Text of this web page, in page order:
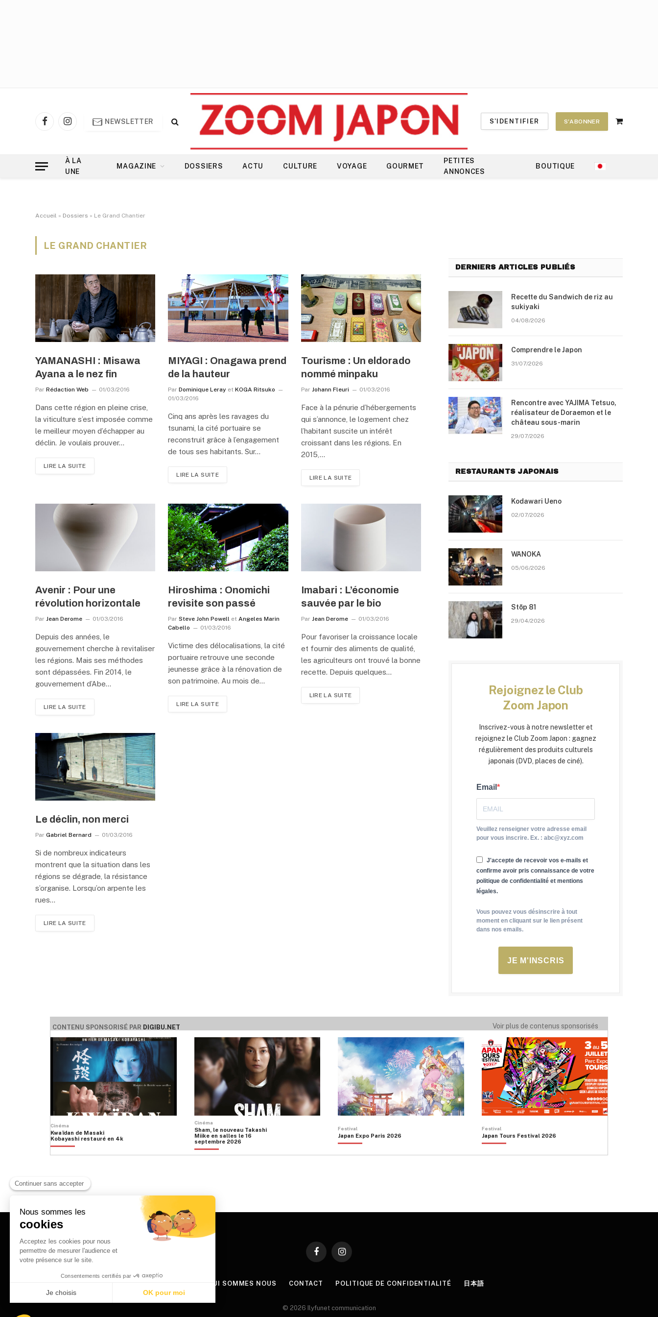
FacebookInstagram
NEWSLETTER S'IDENTIFIER S'ABONNER
Shopping
À LA
UNE
MAGAZINE DOSSIERS ACTU CULTURE VOYAGE GOURMET
PETITES
ANNONCES
BOUTIQUE
Accueil » Dossiers » Le Grand Chantier
LE GRAND CHANTIER
YAMANASHI : Misawa
Ayana a le nez fin
Par Rédaction Web 01/03/2016
Dans cette région en pleine crise,
la viticulture s’est imposée comme
le meilleur moyen d’échapper au
déclin. Je voulais prouver…
LIRE LA SUITE
MIYAGI : Onagawa prend
de la hauteur
Par Dominique Leray etKOGA Ritsuko
01/03/2016
Cinq ans après les ravages du
tsunami, la cité portuaire se
reconstruit grâce à l’engagement
de tous ses habitants. Sur…
LIRE LA SUITE
Tourisme : Un eldorado
nommé minpaku
Par Johann Fleuri 01/03/2016
Face à la pénurie d’hébergements
qui s’annonce, le logement chez
l’habitant suscite un intérêt
croissant dans les régions. En
2015,…
LIRE LA SUITE
Avenir : Pour une
révolution horizontale
Par Jean Derome 01/03/2016
Depuis des années, le
gouvernement cherche à revitaliser
les régions. Mais ses méthodes
sont dépassées. Fin 2014, le
gouvernement d’Abe…
LIRE LA SUITE
Hiroshima : Onomichi
revisite son passé
Par Steve John Powell etAngeles Marin
Cabello
01/03/2016
Victime des délocalisations, la cité
portuaire retrouve une seconde
jeunesse grâce à la rénovation de
son patrimoine. Au mois de…
LIRE LA SUITE
Imabari : L’économie
sauvée par le bio
Par Jean Derome 01/03/2016
Pour favoriser la croissance locale
et fournir des aliments de qualité,
les agriculteurs ont trouvé la bonne
recette. Depuis quelques…
LIRE LA SUITE
Le déclin, non merci
Par Gabriel Bernard 01/03/2016
Si de nombreux indicateurs
montrent que la situation dans les
régions se dégrade, la résistance
s’organise. Lorsqu’on arpente les
rues…
LIRE LA SUITE
DERNIERS ARTICLES PUBLIÉS
Recette du Sandwich de riz au
sukiyaki
04/08/2026
Comprendre le Japon
31/07/2026
Rencontre avec YAJIMA Tetsuo,
réalisateur de Doraemon et le
château sous-marin
29/07/2026
RESTAURANTS JAPONAIS
Kodawari Ueno
02/07/2026
WANOKA
05/06/2026
Stōp 81
29/04/2026
Rejoignez le Club
Zoom Japon
Inscrivez-vous à notre newsletter et
rejoignez le Club Zoom Japon : gagnez
régulièrement des produits culturels
japonais (DVD, places de ciné).
Email
Veuillez renseigner votre adresse email
pour vous inscrire. Ex. : abc@xyz.com
J'accepte de recevoir vos e-mails et
confirme avoir pris connaissance de votre
politique de confidentialité et mentions
légales.
Vous pouvez vous désinscrire à tout
moment en cliquant sur le lien présent
dans nos emails.
JE M'INSCRIS
CONTENU SPONSORISÉ PAR DIGIBU.NET Voir plus de contenus sponsorisés
Cinéma
Kwaïdan de Masaki
Kobayashi restauré en 4k
Cinéma
Sham, le nouveau Takashi
Miike en salles le 16
septembre 2026
Festival
Japan Expo Paris 2026
Festival
Japan Tours Festival 2026
FacebookInstagram
QUI SOMMES NOUS CONTACT POLITIQUE DE CONFIDENTIALITÉ 日本語
© 2026 Ilyfunet communication